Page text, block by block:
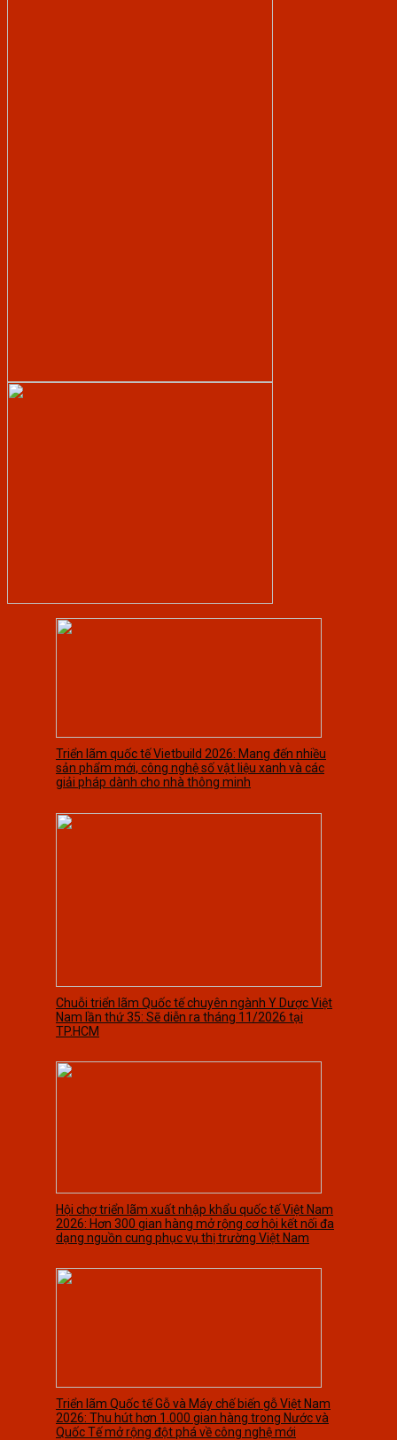
Triển lãm quốc tế Vietbuild 2026: Mang đến nhiều
sản phẩm mới, công nghệ số vật liệu xanh và các
giải pháp dành cho nhà thông minh
Chuỗi triển lãm Quốc tế chuyên ngành Y Dược Việt
Nam lần thứ 35: Sẽ diễn ra tháng 11/2026 tại
TP.HCM
Hội chợ triển lãm xuất nhập khẩu quốc tế Việt Nam
2026: Hơn 300 gian hàng mở rộng cơ hội kết nối đa
dạng nguồn cung phục vụ thị trường Việt Nam
Triển lãm Quốc tế Gỗ và Máy chế biến gỗ Việt Nam
2026: Thu hút hơn 1.000 gian hàng trong Nước và
Quốc Tế mở rộng đột phá về công nghệ mới